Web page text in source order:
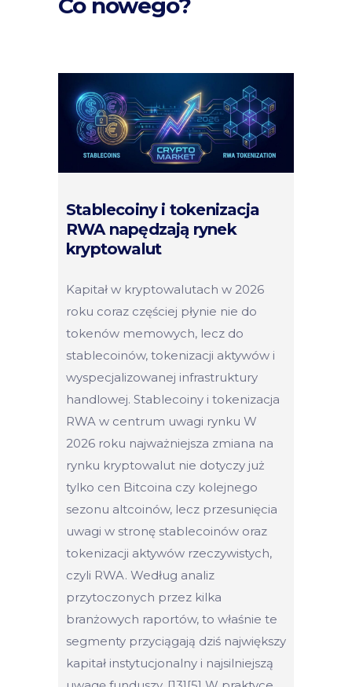
Co nowego?
Stablecoiny i tokenizacja
RWA napędzają rynek
kryptowalut
Kapitał w kryptowalutach w 2026
roku coraz częściej płynie nie do
tokenów memowych, lecz do
stablecoinów, tokenizacji aktywów i
wyspecjalizowanej infrastruktury
handlowej. Stablecoiny i tokenizacja
RWA w centrum uwagi rynku W
2026 roku najważniejsza zmiana na
rynku kryptowalut nie dotyczy już
tylko cen Bitcoina czy kolejnego
sezonu altcoinów, lecz przesunięcia
uwagi w stronę stablecoinów oraz
tokenizacji aktywów rzeczywistych,
czyli RWA. Według analiz
przytoczonych przez kilka
branżowych raportów, to właśnie te
segmenty przyciągają dziś największy
kapitał instytucjonalny i najsilniejszą